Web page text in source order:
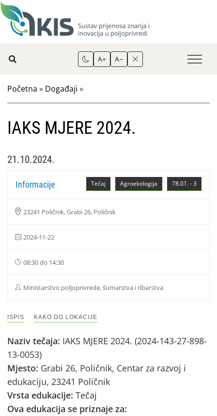
A+ A−
Početna » Događaji »
IAKS MJERE 2024.
21.10.2024.
78.01. - 3
Agroekologija
Tečaj
Informacije
23241 Poličnik, Grabi 26, Poličnik
2024-11-22
08:30 do 14:30
Ministarstvo poljoprivrede, šumarstva i ribarstva
ISPIS KAKO DO LOKACIJE
Naziv tečaja: IAKS MJERE 2024. (2024-143-27-898-
13-0053)
Mjesto: Grabi 26, Poličnik, Centar za razvoj i
edukaciju, 23241 Poličnik
Vrsta edukacije: Tečaj
Ova edukacija se priznaje za: